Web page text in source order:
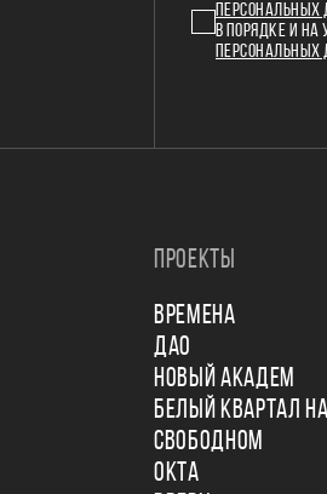
В ПОРЯДКЕ И НА
ПРОЕКТЫ
ВРЕМЕНА
ДАО
НОВЫЙ АКАДЕМ
БЕЛЫЙ КВАРТАЛ НА
СВОБОДНОМ
ОКТА